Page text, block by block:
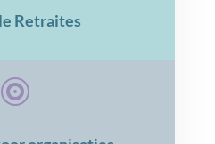
Retraites
